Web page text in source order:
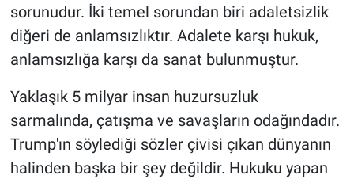
sorunudur. İki temel sorundan biri adaletsizlik
diğeri de anlamsızlıktır. Adalete karşı hukuk,
anlamsızlığa karşı da sanat bulunmuştur.
Yaklaşık 5 milyar insan huzursuzluk
sarmalında, çatışma ve savaşların odağındadır.
Trump'ın söylediği sözler çivisi çıkan dünyanın
halinden başka bir şey değildir. Hukuku yapan